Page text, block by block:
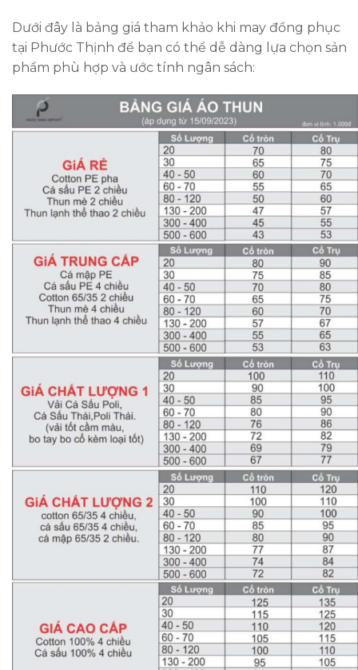
Dưới đây là bảng giá tham khảo khi may đồng phục
tại Phước Thịnh để bạn có thể dễ dàng lựa chọn sản
phẩm phù hợp và ước tính ngân sách: